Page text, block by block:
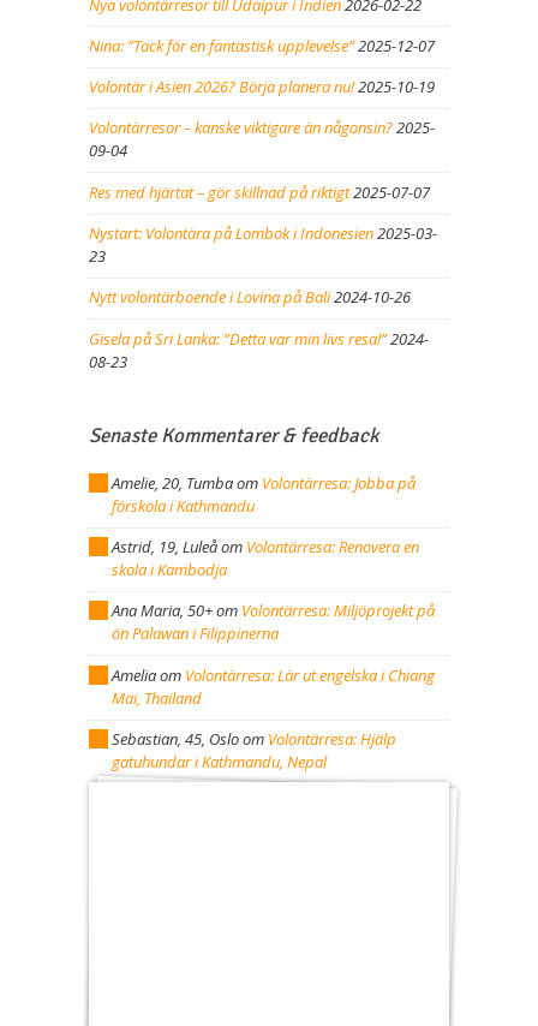
Nina: ”Tack för en fantastisk upplevelse”2025-12-07
Volontär i Asien 2026? Börja planera nu!2025-10-19
Volontärresor – kanske viktigare än någonsin?2025-
09-04
Res med hjärtat – gör skillnad på riktigt2025-07-07
Nystart: Volontära på Lombok i Indonesien2025-03-
23
Nytt volontärboende i Lovina på Bali2024-10-26
Gisela på Sri Lanka: ”Detta var min livs resa!”2024-
08-23
Senaste Kommentarer & feedback
Amelie, 20, Tumbaom Volontärresa: Jobba på
förskola i Kathmandu
Astrid, 19, Luleåom Volontärresa: Renovera en
skola i Kambodja
Ana Maria, 50+om Volontärresa: Miljöprojekt på
ön Palawan i Filippinerna
Ameliaom Volontärresa: Lär ut engelska i Chiang
Mai, Thailand
Sebastian, 45, Osloom Volontärresa: Hjälp
gatuhundar i Kathmandu, Nepal